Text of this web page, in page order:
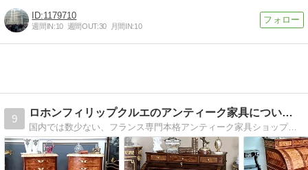
1179710
週間IN:10 週間OUT:30 月間IN:10
9
ロホンフィリップクルエのアンティーク家具についてのブログ
国内では数少ない、フランス専門本格アンティーク家具ショップ。インレイやブロンズ装飾、曲線美などをたっぷり感じていただけるフレンチならではのスタイルをご覧下さい！